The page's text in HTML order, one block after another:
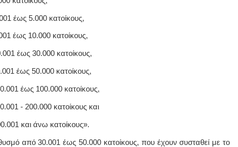
έως 5.000 κατοίκους,
έως 10.000 κατοίκους,
έως 30.000 κατοίκους,
έως 50.000 κατοίκους,
έως 100.000 κατοίκους,
- 200.000 κατοίκους και
και άνω κατοίκους».
από 30.001 έως 50.000 κατοίκους, που έχουν συσταθεί με το